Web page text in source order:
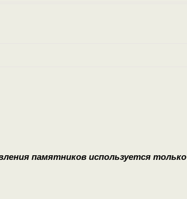
памятников используется только